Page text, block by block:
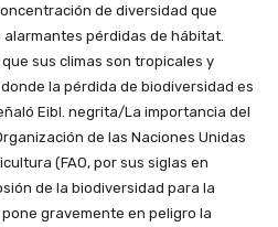
de diversidad que
pérdidas de hábitat.
sus climas son tropicales y
la pérdida de biodiversidad es
Eibl. negrita/La importancia del
de las Naciones Unidas
(FAO, por sus siglas en
de la biodiversidad para la
gravemente en peligro la